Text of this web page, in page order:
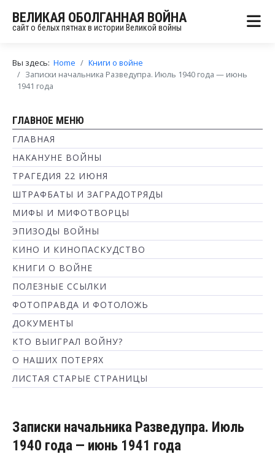
ВЕЛИКАЯ ОБОЛГАННАЯ ВОЙНА
сайт о белых пятнах в истории Великой войны
Вы здесь: Home
Книги о войне
Записки начальника Разведупра. Июль 1940 года — июнь
1941 года
ГЛАВНОЕ МЕНЮ
ГЛАВНАЯ
НАКАНУНЕ ВОЙНЫ
ТРАГЕДИЯ 22 ИЮНЯ
ШТРАФБАТЫ И ЗАГРАДОТРЯДЫ
МИФЫ И МИФОТВОРЦЫ
ЭПИЗОДЫ ВОЙНЫ
КИНО И КИНОПАСКУДСТВО
КНИГИ О ВОЙНЕ
ПОЛЕЗНЫЕ ССЫЛКИ
ФОТОПРАВДА И ФОТОЛОЖЬ
ДОКУМЕНТЫ
КТО ВЫИГРАЛ ВОЙНУ?
О НАШИХ ПОТЕРЯХ
ЛИСТАЯ СТАРЫЕ СТРАНИЦЫ
Записки начальника Разведупра. Июль
1940 года — июнь 1941 года